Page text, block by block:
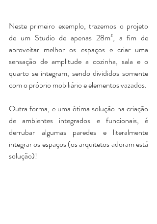
Neste primeiro exemplo, trazemos o projeto
de um Studio de apenas 28m², a fim de
aproveitar melhor os espaços e criar uma
sensação de amplitude a cozinha, sala e o
quarto se integram, sendo divididos somente
com o próprio mobiliário e elementos vazados.
Outra forma, e uma ótima solução na criação
de ambientes integrados e funcionais, é
derrubar algumas paredes e literalmente
integrar os espaços (os arquitetos adoram está
solução)!